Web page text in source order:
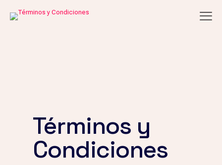
Términos y
Condiciones